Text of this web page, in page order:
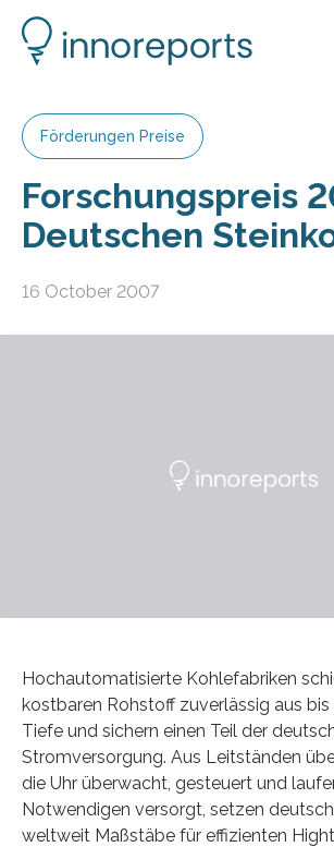
Förderungen Preise
Forschungspreis
Deutschen
16 October 2007
Hochautomatisierte Kohlefabriken
kostbaren Rohstoff zuverlässig aus
Tiefe und sichern einen Teil der
Stromversorgung. Aus Leitständen
die Uhr überwacht, gesteuert und
Notwendigen versorgt, setzen
weltweit Maßstäbe für effizienten